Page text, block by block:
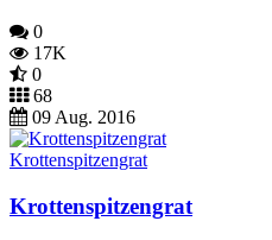
0
17K
0
68
09 Aug. 2016
Krottenspitzengrat
Krottenspitzengrat